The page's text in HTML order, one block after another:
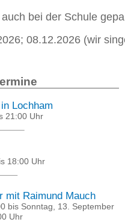
bei der Schule
08.12.2026 (wir
Lochham
21:00 Uhr
18:00 Uhr
mit Raimund Mauch
bis Sonntag, 13. September
Uhr